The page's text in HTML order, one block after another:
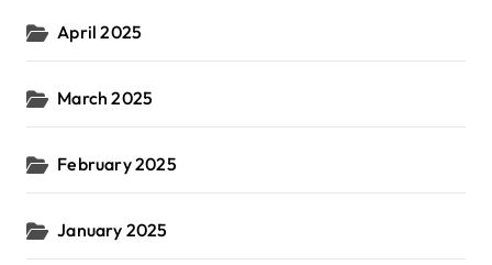
April 2025
March 2025
February 2025
January 2025